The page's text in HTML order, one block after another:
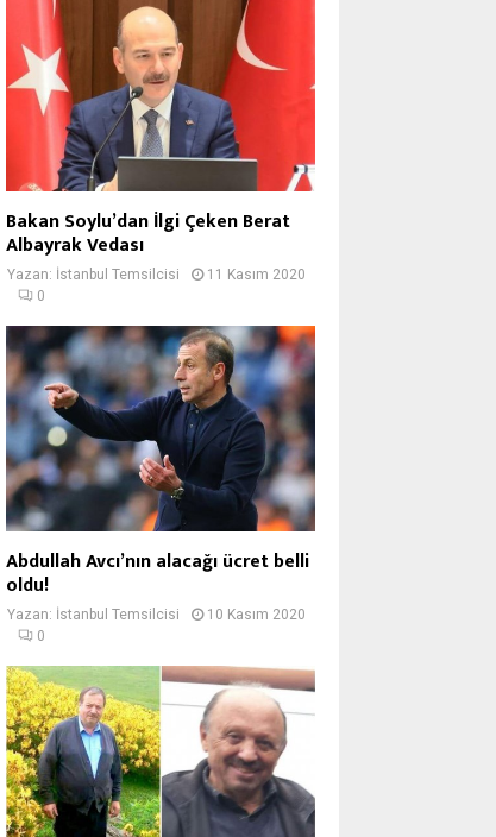
Bakan Soylu’dan İlgi Çeken Berat
Albayrak Vedası
Yazan: İstanbul Temsilcisi
11 Kasım 2020
0
Abdullah Avcı’nın alacağı ücret belli
oldu!
Yazan: İstanbul Temsilcisi
10 Kasım 2020
0